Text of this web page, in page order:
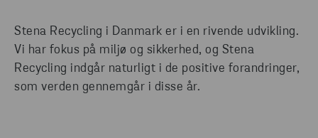
Stena Recycling i Danmark er i en rivende udvikling.
Vi har fokus på miljø og sikkerhed, og Stena
Recycling indgår naturligt i de positive forandringer,
som verden gennemgår i disse år.